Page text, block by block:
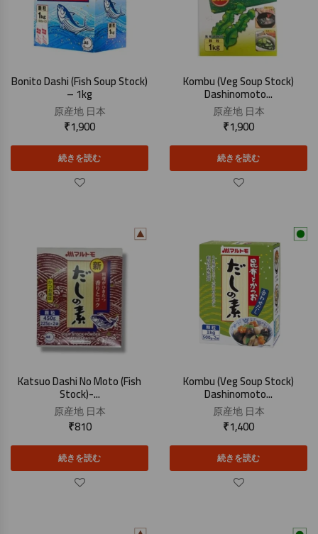
Bonito Dashi (Fish Soup Stock)
– 1kg
原産地日本
₹1,900
続きを読む
Kombu (Veg Soup Stock)
Dashinomoto...
原産地日本
₹1,900
続きを読む
Katsuo Dashi No Moto (Fish
Stock)-...
原産地日本
₹810
続きを読む
Kombu (Veg Soup Stock)
Dashinomoto...
原産地日本
₹1,400
続きを読む